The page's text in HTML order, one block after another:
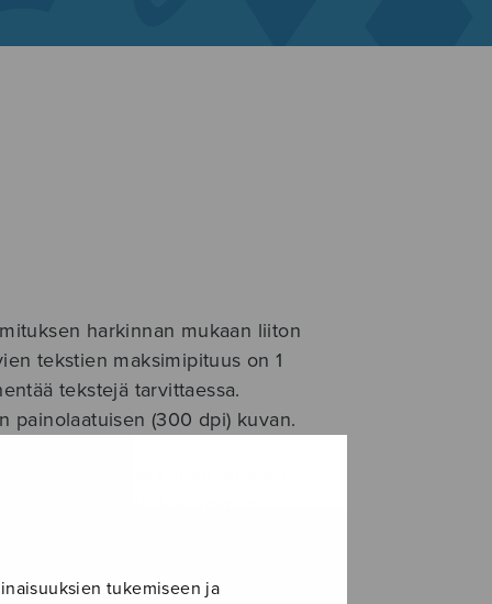
tukemiseen ja
harkinnan mukaan liiton
tekstien maksimipituus on 1
tekstejä tarvittaessa.
painolaatuisen (300 dpi) kuvan.